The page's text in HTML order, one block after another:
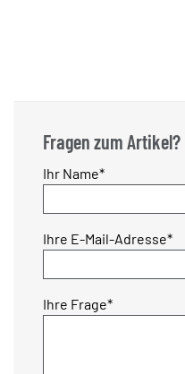
Fragen zum Artikel?
Pflichtfeld
Ihr Name*
Pflichtfeld
Ihre E-Mail-Adresse*
Pflichtfeld
Ihre Frage*